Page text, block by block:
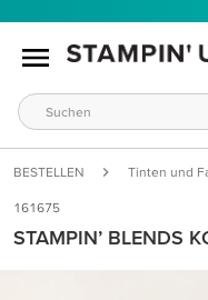
BESTELLEN Tinten und
161675
STAMPIN’ BLENDS